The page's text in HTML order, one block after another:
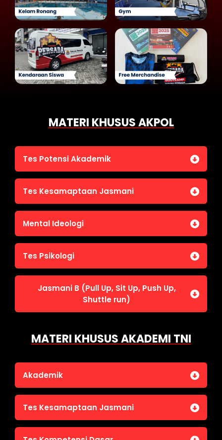
MATERI KHUSUS AKPOL
Tes Potensi Akademik
Bahasa Indonesia
Penalaran Numerik
Pengetahuan Umum (termasuk UU Kepolisian)
Tes Wawasan Kebangsaan
Tes Kesamaptaan Jasmani
Jasmani A (Lari 12 menit)
Mental Ideologi
Mental Ideologi
Tes Psikologi
Tes Kecerdasan
Tes Kecermatan
Tes Kepribadian
Jasmani B (Pull Up, Sit Up, Push Up,
Shuttle run)
MATERI KHUSUS AKADEMI TNI
Akademik
Bahasa Indonesia
IPA
Tes Kesamaptaan Jasmani
Jasmani A (Lari 12 menit)